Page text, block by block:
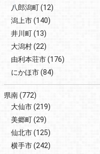
八郎潟町(12)
潟上市(140)
井川町(13)
大潟村(22)
由利本荘市(176)
にかほ市(84)
県南(772)
大仙市(219)
美郷町(29)
仙北市(125)
横手市(242)